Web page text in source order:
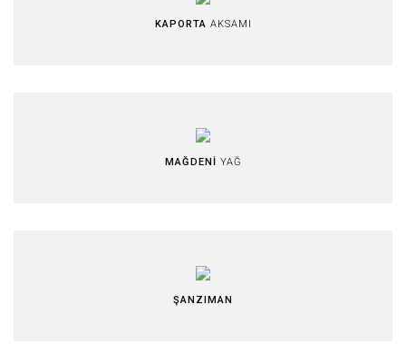
KAPORTA AKSAMI
MAĞDENİ YAĞ
ŞANZIMAN